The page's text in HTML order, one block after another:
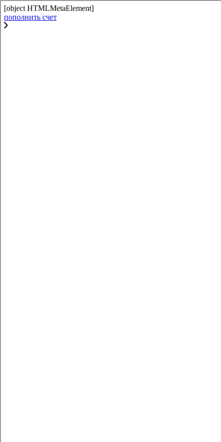
[object HTMLMetaElement]
пополнить счет